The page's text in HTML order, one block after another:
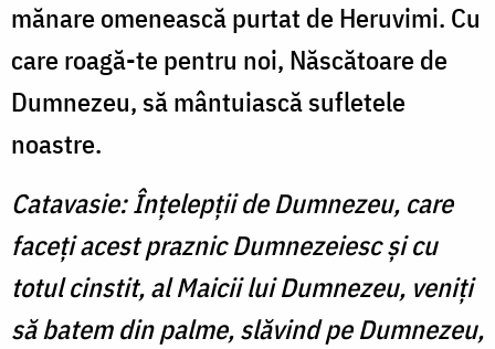
mănare omenească purtat de Heruvimi. Cu
care roagă-te pen­tru noi, Născătoare de
Dum­nezeu, să mântuiască sufletele
noastre.
Catavasie: Înţelepţii de Dumnezeu, care
faceţi acest praznic Dumnezeiesc şi cu
totul cinstit, al Maicii lui Dumnezeu, veniţi
să batem din palme, slăvind pe Dumnezeu,